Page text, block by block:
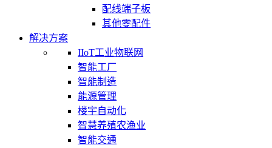
配线端子板
其他零配件
解决方案
IIoT工业物联网
智能工厂
智能制造
能源管理
楼宇自动化
智慧养殖农渔业
智能交通